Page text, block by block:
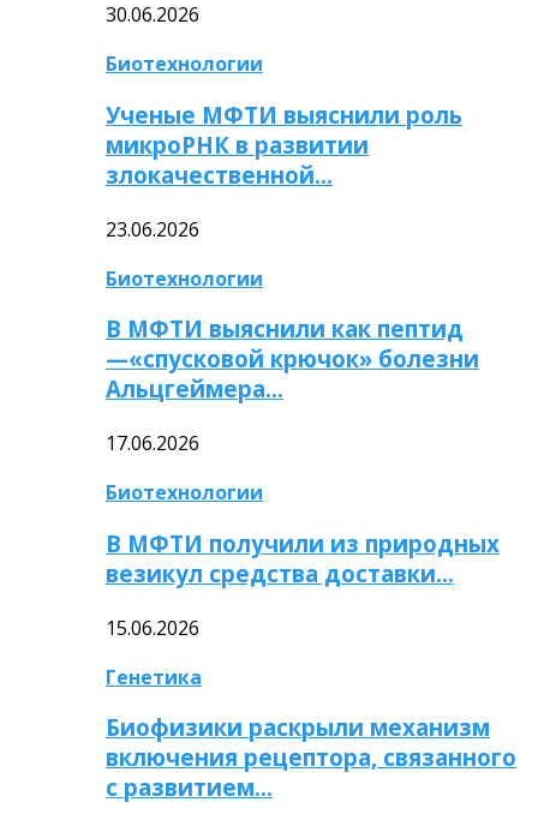
30.06.2026
Биотехнологии
Ученые МФТИ выяснили роль
микроРНК в развитии
злокачественной…
23.06.2026
Биотехнологии
В МФТИ выяснили как пептид
—«спусковой крючок» болезни
Альцгеймера…
17.06.2026
Биотехнологии
В МФТИ получили из природных
везикул средства доставки…
15.06.2026
Генетика
Биофизики раскрыли механизм
включения рецептора, связанного
с развитием…